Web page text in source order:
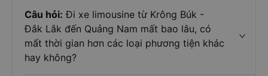
Câu hỏi: Đi xe limousine từ Krông Búk -
Đắk Lắk đến Quảng Nam mất bao lâu, có
mất thời gian hơn các loại phương tiện khác
hay không?